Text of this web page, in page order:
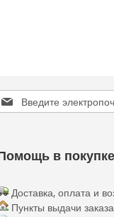
Sign
в покупке
Доставка, оплата и
Пункты выдачи